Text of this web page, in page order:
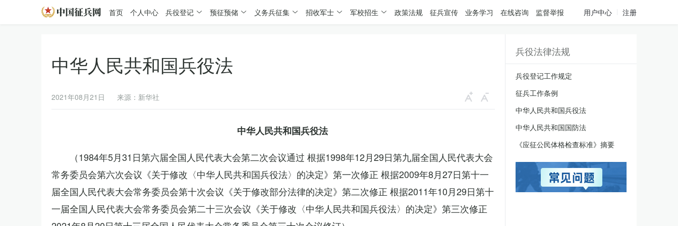
首页 个人中心 兵役登记 预征预储 义务兵征集 招收军士 军校招生 政策法规 征兵宣传 业务学习 在线咨询 监督举报 用户中心 注册
中华人民共和国兵役法
2021年08月21日 来源：新华社
中华人民共和国兵役法
（1984年5月31日第六届全国人民代表大会第二次会议通过 根据1998年12月29日第九届全国人民代表大会
常务委员会第六次会议《关于修改〈中华人民共和国兵役法〉的决定》第一次修正 根据2009年8月27日第十一
届全国人民代表大会常务委员会第十次会议《关于修改部分法律的决定》第二次修正 根据2011年10月29日第十
一届全国人民代表大会常务委员会第二十三次会议《关于修改〈中华人民共和国兵役法〉的决定》第三次修正
兵役法律法规
兵役登记工作规定
征兵工作条例
中华人民共和国兵役法
中华人民共和国国防法
《应征公民体格检查标准》摘要